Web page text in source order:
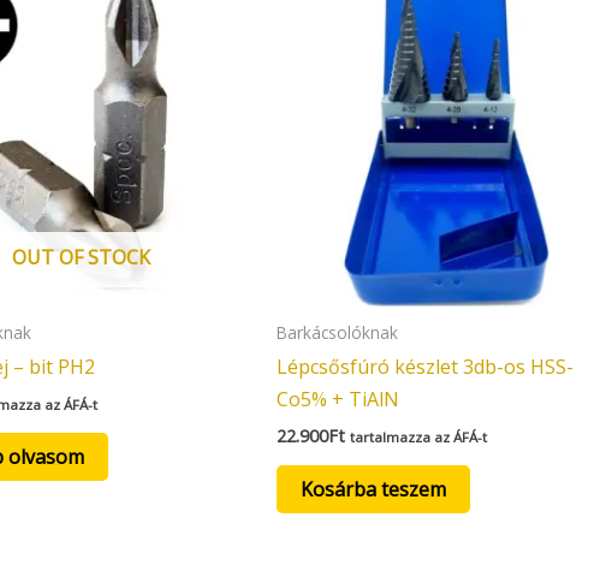
OUT OF STOCK
– bit PH2
az ÁFÁ-t
olvasom
Barkácsolóknak
Lépcsősfúró készlet 3db-os HSS-
Co5% + TiAlN
22.900Ft tartalmazza az ÁFÁ-t
Kosárba teszem